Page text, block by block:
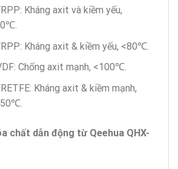
Kháng axit và kiềm yếu,
Kháng axit & kiềm yếu, <80℃.
Chống axit mạnh, <100℃.
Kháng axit & kiềm mạnh,
chất dẫn động từ Qeehua QHX-